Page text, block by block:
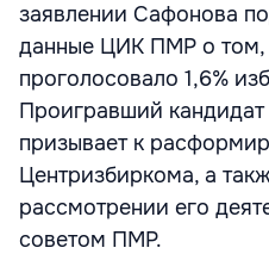
заявлении Сафонова
данные ЦИК ПМР о том,
проголосовало 1,6%
Проигравший кандидат
призывает к
Центризбиркома, а
рассмотрении его
советом ПМР.